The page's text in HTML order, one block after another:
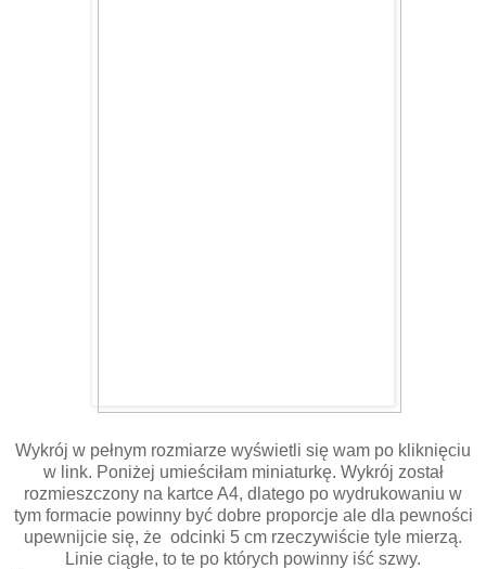
Wykrój w pełnym rozmiarze wyświetli się wam po kliknięciu
w link. Poniżej umieściłam miniaturkę. Wykrój został
rozmieszczony na kartce A4, dlatego po wydrukowaniu w
tym formacie powinny być dobre proporcje ale dla pewności
upewnijcie się, że odcinki 5 cm rzeczywiście tyle mierzą.
Linie ciągłe, to te po których powinny iść szwy.